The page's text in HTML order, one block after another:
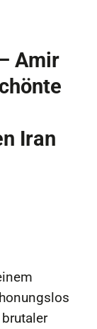
Amir
Iran